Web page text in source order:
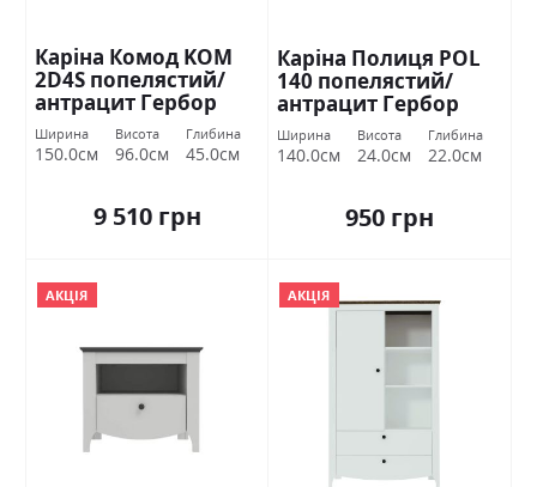
Каріна Комод KOM
2D4S попелястий/
антрацит Гербор
Ширина
150.0см
Висота
96.0см
Глибина
45.0см
9 510 грн
Каріна Полиця POL
140 попелястий/
антрацит Гербор
Ширина
140.0см
Висота
24.0см
Глибина
22.0см
950 грн
АКЦІЯ АКЦІЯ